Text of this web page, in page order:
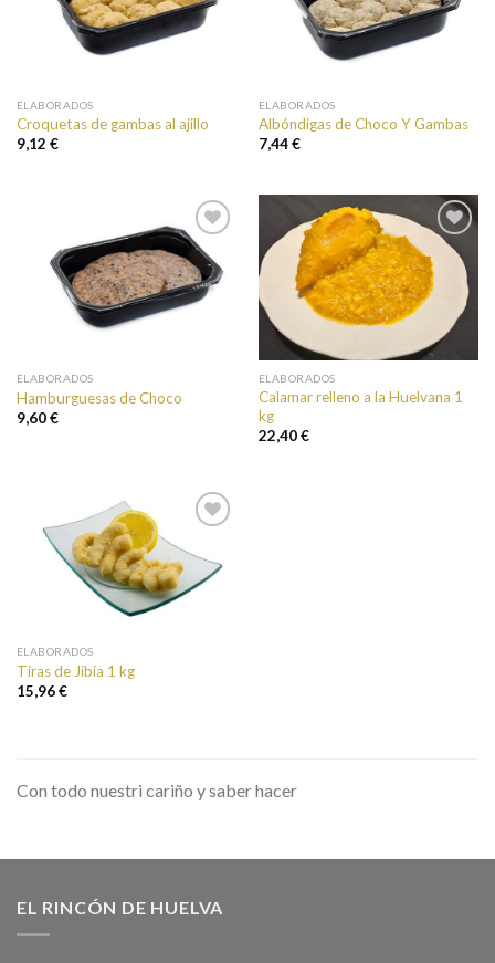
ELABORADOS
Croquetas de gambas al ajillo
9,12 €
ELABORADOS
Albóndigas de Choco Y Gambas
7,44 €
Añadir a
favoritos
ELABORADOS
Hamburguesas de Choco
9,60 €
Añadir a
favoritos
ELABORADOS
Calamar relleno a la Huelvana 1
kg
22,40 €
favoritos
ELABORADOS
Tiras de Jibia 1 kg
15,96 €
Con todo nuestri cariño y saber hacer
EL RINCÓN DE HUELVA